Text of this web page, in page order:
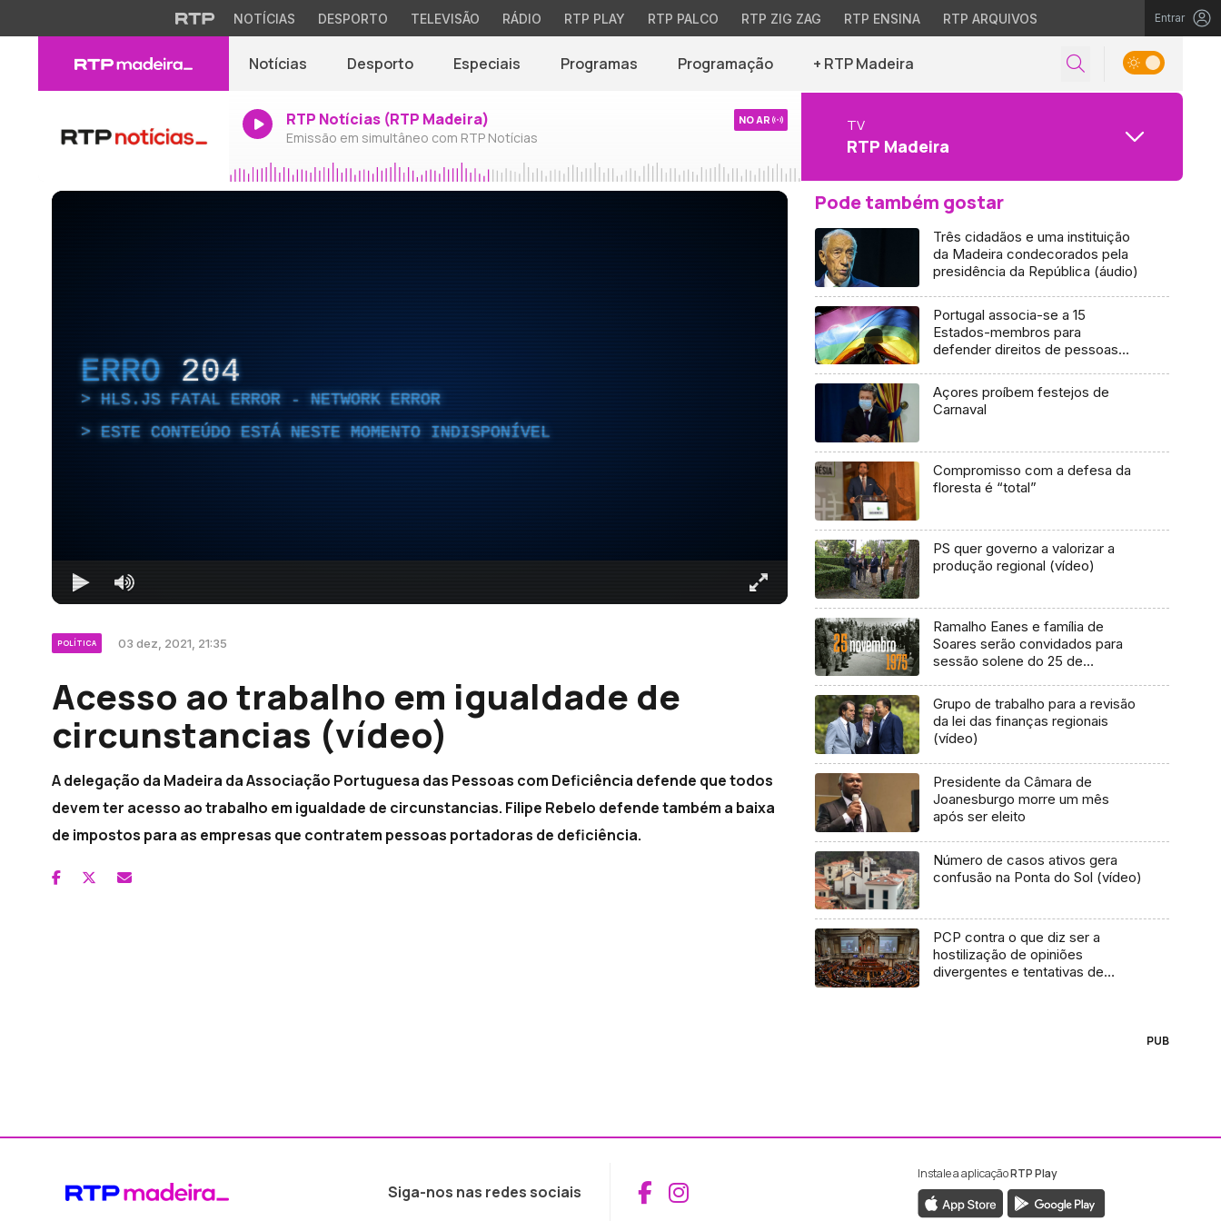
NOTÍCIAS DESPORTO TELEVISÃO RÁDIO RTP PLAY RTP PALCO RTP ZIG ZAG RTP ENSINA RTP ARQUIVOS Entrar
Notícias Desporto Especiais Programas Programação + RTP Madeira
RTP Notícias (RTP Madeira)
Emissão em simultâneo com RTP Notícias
NO AR TV
RTP Madeira
ERRO 204
HLS.JS FATAL ERROR - NETWORK ERROR
ESTE CONTEÚDO ESTÁ NESTE MOMENTO INDISPONÍVEL
POLÍTICA 03 dez, 2021, 21:35
Acesso ao trabalho em igualdade de
circunstancias (vídeo)
A delegação da Madeira da Associação Portuguesa das Pessoas com Deficiência defende que todos
devem ter acesso ao trabalho em igualdade de circunstancias. Filipe Rebelo defende também a baixa
de impostos para as empresas que contratem pessoas portadoras de deficiência.
Pode também gostar
Três cidadãos e uma instituição
da Madeira condecorados pela
presidência da República (áudio)
Portugal associa-se a 15
Estados-membros para
defender direitos de pessoas
Açores proíbem festejos de
Carnaval
Compromisso com a defesa da
floresta é “total”
PS quer governo a valorizar a
produção regional (vídeo)
Ramalho Eanes e família de
Soares serão convidados para
sessão solene do 25 de
Grupo de trabalho para a revisão
da lei das finanças regionais
(vídeo)
Presidente da Câmara de
Joanesburgo morre um mês
após ser eleito
Número de casos ativos gera
confusão na Ponta do Sol (vídeo)
PCP contra o que diz ser a
hostilização de opiniões
divergentes e tentativas de
PUB
Siga-nos nas redes sociais Aceder ao Facebook da RTP Madeira
Aceder ao Instagram da RTP Madeira
Instale a aplicaçãoRTP Play